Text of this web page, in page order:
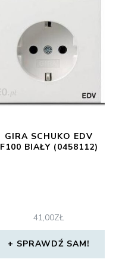
GIRA SCHUKO EDV
F100 BIAŁY (0458112)
41,00ZŁ
SPRAWDŹ SAM!